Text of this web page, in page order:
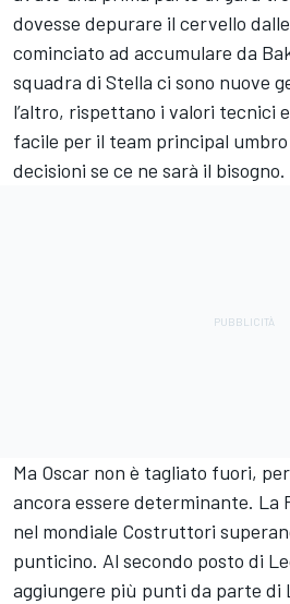
dovesse depurare il cervello
cominciato ad accumulare da
squadra di Stella ci sono nuove
l’altro, rispettano i valori tecnici
facile per il team principal
decisioni se ce ne sarà il bisogno.
Ma Oscar non è tagliato fuori,
ancora essere determinante. La
nel mondiale Costruttori
punticino. Al secondo posto di
aggiungere più punti da parte di